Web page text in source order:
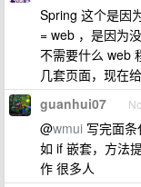
Spring 这个是因
= web ，是因为
不需要什么 web
几套页面，现在
guanhui07
@wmui 写完面
如 if 嵌套，方法
作 很多人